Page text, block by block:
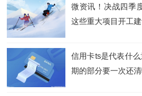
微资讯！决战四季
这些重大项目开工
信用卡ts是代表什
期的部分要一次还清